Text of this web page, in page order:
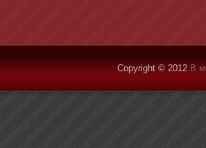
Copyright © 2012 В